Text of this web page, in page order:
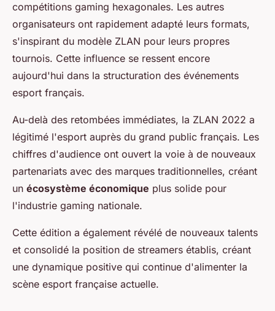
compétitions gaming hexagonales. Les autres
organisateurs ont rapidement adapté leurs formats,
s'inspirant du modèle ZLAN pour leurs propres
tournois. Cette influence se ressent encore
aujourd'hui dans la structuration des événements
esport français.
Au-delà des retombées immédiates, la ZLAN 2022 a
légitimé l'esport auprès du grand public français. Les
chiffres d'audience ont ouvert la voie à de nouveaux
partenariats avec des marques traditionnelles, créant
un écosystème économique plus solide pour
l'industrie gaming nationale.
Cette édition a également révélé de nouveaux talents
et consolidé la position de streamers établis, créant
une dynamique positive qui continue d'alimenter la
scène esport française actuelle.